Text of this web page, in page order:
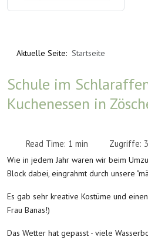
Aktuelle Seite: Startseite
Schule im
Kuchenessen in
Read Time: 1 min Zugriffe:
Wie in jedem Jahr waren wir beim
Block dabei, eingrahmt durch unsere
Es gab sehr kreative Kostüme und
Frau Banas!)
Das Wetter hat gepasst - viele